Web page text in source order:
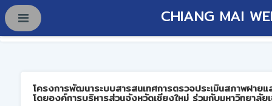
CHIANG MAI
โครงการพัฒนาระบบสารสนเทศการตรวจประเมินสภาพฝาย
โดยองค์การบริหารส่วนจังหวัดเชียงใหม่ ร่วมกับมหาวิทยาลัย